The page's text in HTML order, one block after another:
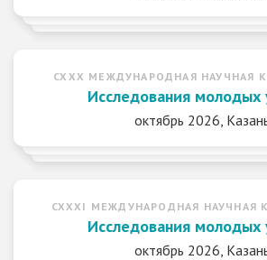
CXXX МЕЖДУНАРОДНАЯ НАУЧНАЯ
Исследования молодых
октябрь 2026,
CXXXI МЕЖДУНАРОДНАЯ НАУЧНАЯ
Исследования молодых
октябрь 2026,